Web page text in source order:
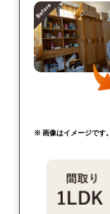
※ 画像はイメージです。